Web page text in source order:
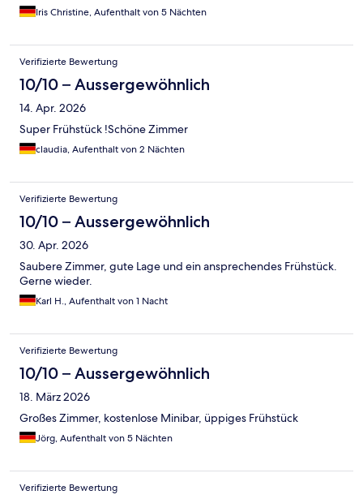
Iris Christine, Aufenthalt von 5 Nächten
Verifizierte Bewertung
10/10 – Aussergewöhnlich
14. Apr. 2026
Super Frühstück !Schöne Zimmer
claudia, Aufenthalt von 2 Nächten
Verifizierte Bewertung
10/10 – Aussergewöhnlich
30. Apr. 2026
Saubere Zimmer, gute Lage und ein ansprechendes Frühstück.
Gerne wieder.
Karl H., Aufenthalt von 1 Nacht
Verifizierte Bewertung
10/10 – Aussergewöhnlich
18. März 2026
Großes Zimmer, kostenlose Minibar, üppiges Frühstück
Jörg, Aufenthalt von 5 Nächten
Verifizierte Bewertung